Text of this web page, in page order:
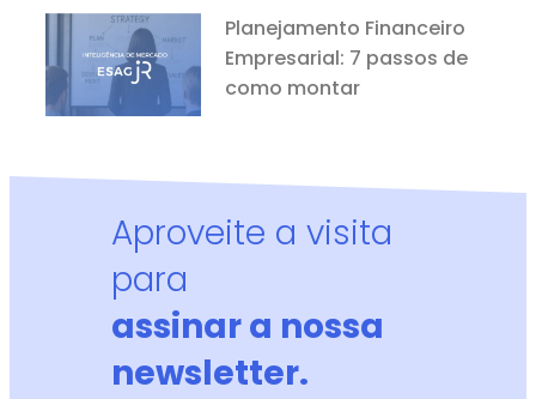
Planejamento Financeiro
Empresarial: 7 passos de
como montar
Aproveite a visita
para
assinar a nossa
newsletter.